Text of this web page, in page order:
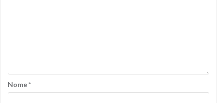
Nome*